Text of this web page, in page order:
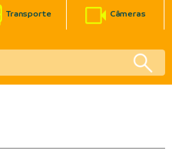
Transporte Câmeras